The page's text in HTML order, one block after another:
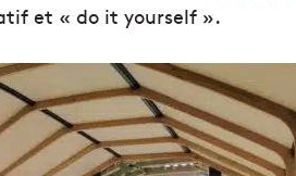
et « do it yourself ».